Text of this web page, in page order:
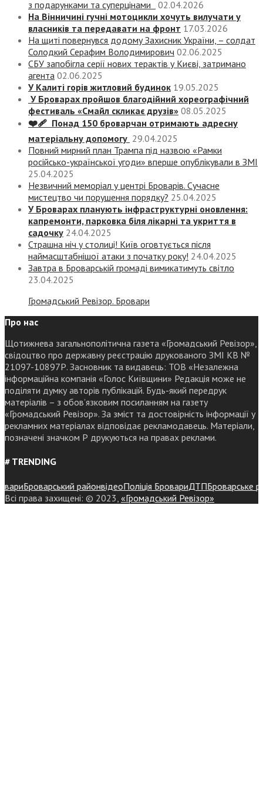
з подарунками та суперцінами
02.04.2026
На Вінничині гучні мотоцикли хочуть вилучати у
власників та передавати на фронт 17.03.2026
На щиті повернувся додому Захисник України, – солдат
Солодкий Серафим Володимирович 02.06.2025
СБУ запобігла серії нових терактів у Києві, затримано
агента 02.06.2025
У Калиті горів житловий будинок 19.05.2025
У Броварах пройшов благодійний хореографічний
фестиваль «Смайл скликає друзів» 08.05.2025
❤️‍🩹 Понад 150 броварчан отримають адресну
матеріальну допомогу 29.04.2025
Повний мирний план Трампа під назвою «‎Рамки
російсько-української угоди» вперше опублікували в ЗМІ
25.04.2025
Незвичний меморіал у центрі Броварів. Сучасне
мистецтво чи порушення порядку? 25.04.2025
У Броварах планують інфраструктурні оновлення:
капремонти, парковка біля лікарні та укриття в
садочку 24.04.2025
Страшна ніч у столиці! Київ оговтується після
наймасштабнішої атаки з початку року! 24.04.2025
Завтра в Броварській громаді вимикатимуть світло
23.04.2025
Громадський Ревізор. Бровари
Про нас
Щотижнева загальнополітична газета «Громадський Ревізор»,
свідоцтво про державну реєстрацію друкованого ЗМІ КВ №
21097-10897Р. Засновник та видавець: ТОВ «Незалежна
інформаційна компанія «Голос Київщини» Редакція може не
поділяти думку авторів публікацій. Будь-який передрук
матеріалів – з обов’язковим посиланням на газету
«Громадський Ревізор». За зміст та достовірність інформації у
рекламних матеріалах відповідає рекламодавець. Матеріали,
позначені значком Р друкуються на правах реклами.
# TRENDING
Броварський районвідеоПоліція БровариДТПБроварське
Всі права захищені: © 2023, «Громадський Ревізор»